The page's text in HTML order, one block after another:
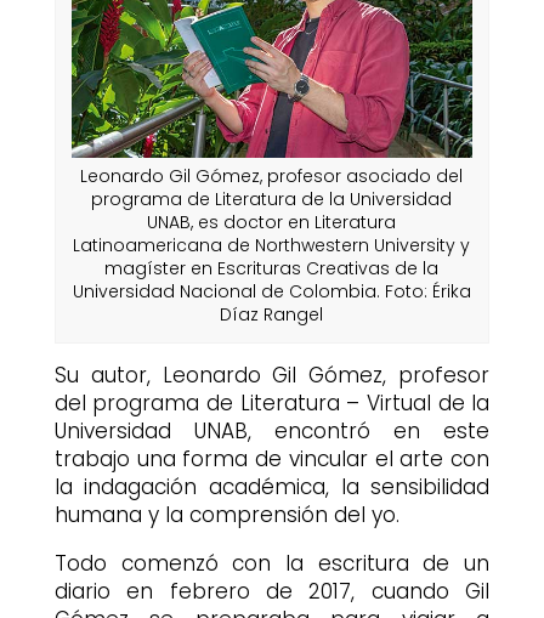
Leonardo Gil Gómez, profesor asociado del
programa de Literatura de la Universidad
UNAB, es doctor en Literatura
Latinoamericana de Northwestern University y
magíster en Escrituras Creativas de la
Universidad Nacional de Colombia. Foto: Érika
Díaz Rangel
Su autor, Leonardo Gil Gómez, profesor
del programa de Literatura – Virtual de la
Universidad UNAB, encontró en este
trabajo una forma de vincular el arte con
la indagación académica, la sensibilidad
humana y la comprensión del yo.
Todo comenzó con la escritura de un
diario en febrero de 2017, cuando Gil